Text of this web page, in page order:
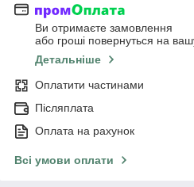
Ви отримаєте замовлення
або гроші повернуться на
Детальніше
Оплатити частинами
Післяплата
Оплата на рахунок
Всі умови оплати